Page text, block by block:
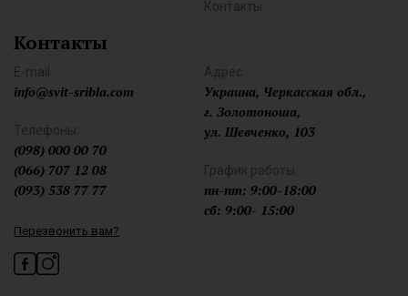
Контакты
Контакты
E-mail:
info@svit-sribla.com
Телефоны:
(098) 000 00 70
(066) 707 12 08
(093) 538 77 77
Перезвонить вам?
Адрес:
Украина, Черкасская обл.,
г. Золотоноша,
ул. Шевченко, 103
График работы:
пн-пт: 9:00-18:00
сб: 9:00- 15:00